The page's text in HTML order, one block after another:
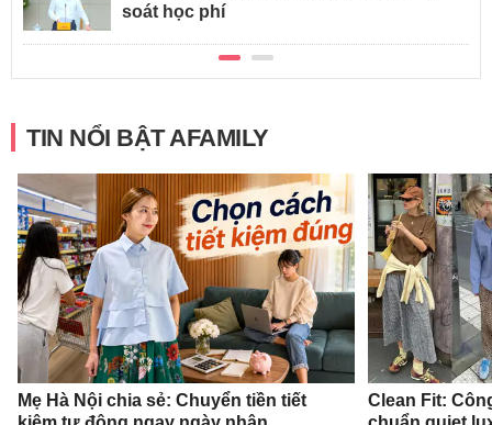
soát học phí
TIN NỔI BẬT AFAMILY
Mẹ Hà Nội chia sẻ: Chuyển tiền tiết
Clean Fit: